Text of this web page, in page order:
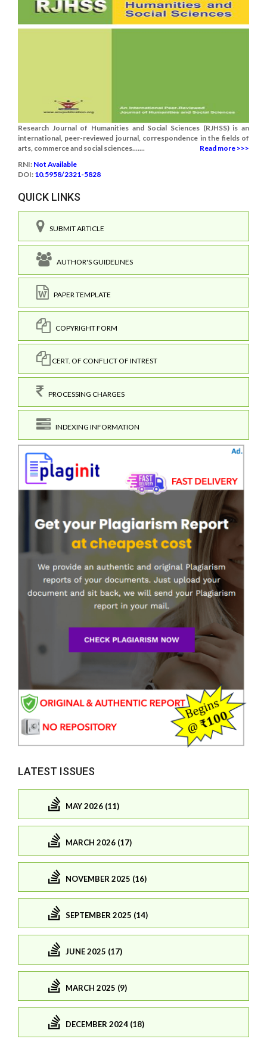
Research Journal of Humanities and Social Sciences (RJHSS) is an
international, peer-reviewed journal, correspondence in the fields of
arts, commerce and social sciences.......
Read more >>>
RNI: Not Available
DOI: 10.5958/2321-5828
QUICK LINKS
SUBMIT ARTICLE
AUTHOR'S GUIDELINES
PAPER TEMPLATE
COPYRIGHT FORM
CERT. OF CONFLICT OF INTREST
PROCESSING CHARGES
INDEXING INFORMATION
LATEST ISSUES
MAY 2026 (11)
MARCH 2026 (17)
NOVEMBER 2025 (16)
SEPTEMBER 2025 (14)
JUNE 2025 (17)
MARCH 2025 (9)
DECEMBER 2024 (18)